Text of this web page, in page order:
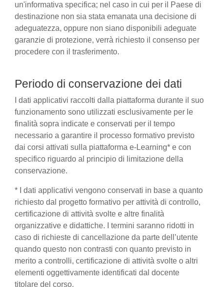
un'informativa specifica; nel caso in cui per il Paese di
destinazione non sia stata emanata una decisione di
adeguatezza, oppure non siano disponibili adeguate
garanzie di protezione, verrà richiesto il consenso per
procedere con il trasferimento.
Periodo di conservazione dei dati
I dati applicativi raccolti dalla piattaforma durante il suo
funzionamento sono utilizzati esclusivamente per le
finalità sopra indicate e conservati per il tempo
necessario a garantire il processo formativo previsto
dai corsi attivati sulla piattaforma e-Learning* e con
specifico riguardo al principio di limitazione della
conservazione.
* I dati applicativi vengono conservati in base a quanto
richiesto dal progetto formativo per attività di controllo,
certificazione di attività svolte e altre finalità
organizzative e didattiche. I termini saranno ridotti in
caso di richieste di cancellazione da parte dell’utente
quando questo non contrasti con quanto previsto in
merito a controlli, certificazione di attività svolte o altri
elementi oggettivamente identificati dal docente
titolare del corso.